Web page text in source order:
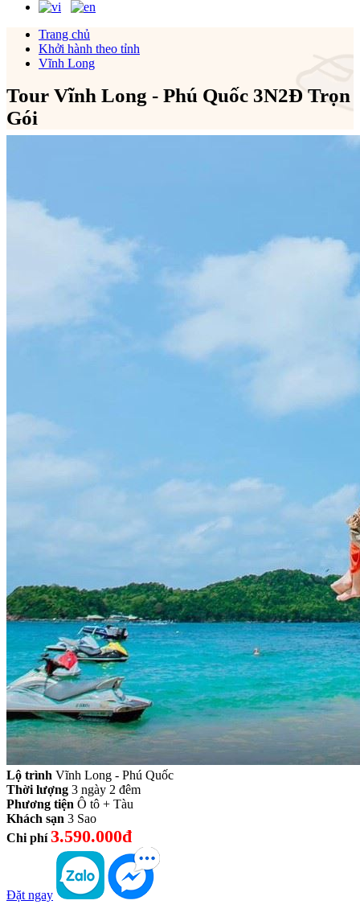
Trang chủ
Khởi hành theo tỉnh
Vĩnh Long
Tour Vĩnh Long - Phú Quốc 3N2Đ Trọn
Gói
Lộ trình Vĩnh Long - Phú Quốc
Thời lượng 3 ngày 2 đêm
Phương tiện Ô tô + Tàu
Khách sạn 3 Sao
Chi phí 3.590.000đ
Đặt ngay